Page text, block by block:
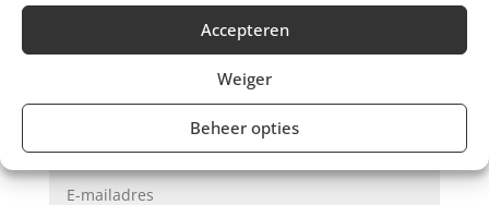
Accepteren
Weiger
Beheer opties
Reserveren 3 gangen
keuzediner